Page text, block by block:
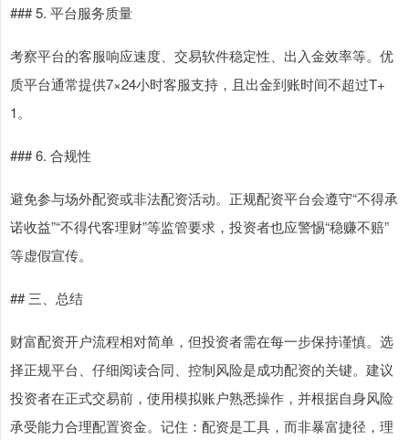
### 5. 平台服务质量
考察平台的客服响应速度、交易软件稳定性、出入金效率等。优
质平台通常提供7×24小时客服支持，且出金到账时间不超过T+
1。
### 6. 合规性
避免参与场外配资或非法配资活动。正规配资平台会遵守“不得承
诺收益”“不得代客理财”等监管要求，投资者也应警惕“稳赚不赔”
等虚假宣传。
## 三、总结
财富配资开户流程相对简单，但投资者需在每一步保持谨慎。选
择正规平台、仔细阅读合同、控制风险是成功配资的关键。建议
投资者在正式交易前，使用模拟账户熟悉操作，并根据自身风险
承受能力合理配置资金。记住：配资是工具，而非暴富捷径，理